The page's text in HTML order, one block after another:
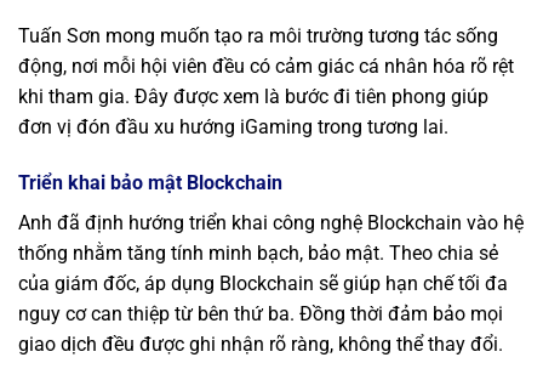
Tuấn Sơn mong muốn tạo ra môi trường tương tác sống
động, nơi mỗi hội viên đều có cảm giác cá nhân hóa rõ rệt
khi tham gia. Đây được xem là bước đi tiên phong giúp
đơn vị đón đầu xu hướng iGaming trong tương lai.
Triển khai bảo mật Blockchain
Anh đã định hướng triển khai công nghệ Blockchain vào hệ
thống nhằm tăng tính minh bạch, bảo mật. Theo chia sẻ
của giám đốc, áp dụng Blockchain sẽ giúp hạn chế tối đa
nguy cơ can thiệp từ bên thứ ba. Đồng thời đảm bảo mọi
giao dịch đều được ghi nhận rõ ràng, không thể thay đổi.